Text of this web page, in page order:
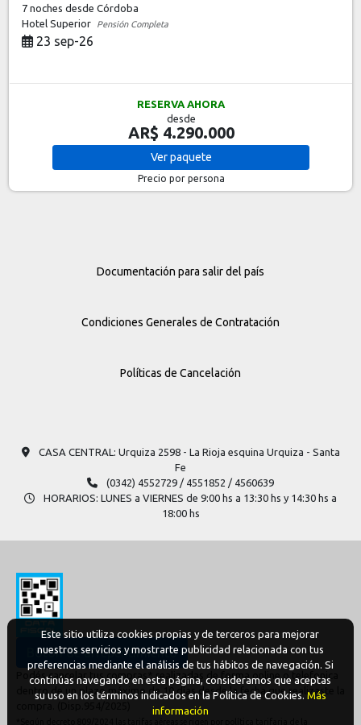
7 nochesdesde Córdoba
Hotel Superior
Pensión Completa
23 sep-26
RESERVA AHORA
desde
AR$ 4.290.000
Verpaquete
Precio por persona
Documentación para salir del país
Condiciones Generales de Contratación
Políticas de Cancelación
CASA CENTRAL: Urquiza 2598​ - La Rioja esquina Urquiza - Santa
Fe
(0342) 4552729 / 4551852 / 4560639
HORARIOS: LUNES a VIERNES de 9:00 hs a 13:30 hs y 14:30 hs a
18:00 hs
Boton de arrepentimiento
Podés cancelar tus compras* realizadas de forma online o telefonica
dentro de un plazo máximo de 10 días desde la fecha que realizaste la
Este sitio utiliza cookies propias y de terceros para mejorar
nuestros servicios y mostrarte publicidad relacionada con tus
preferencias mediante el análisis de tus hábitos de navegación. Si
continúas navegando en esta página, consideramos que aceptas
su uso en los términos indicados en la Política de Cookies. Más
información